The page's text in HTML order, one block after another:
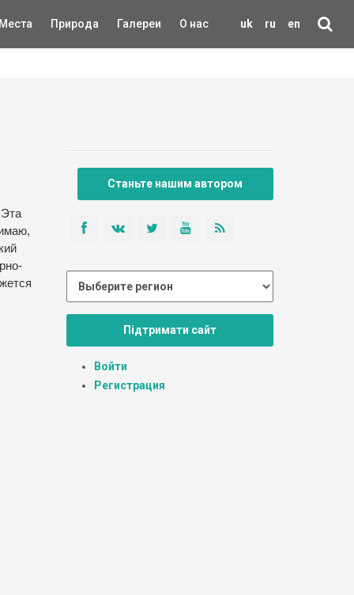
uk ru en
Места Природа Галереи О нас
Станьте нашим автором
Підтримати сайт
Войти
Регистрация